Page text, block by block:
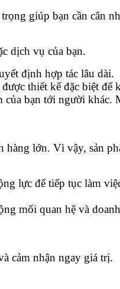
giúp bạn cần cân
dịch vụ của bạn.
định hợp tác lâu dài.
thiết kế đặc biệt để
bạn tới người khác.
lớn. Vì vậy, sản
lực để tiếp tục làm
mối quan hệ và
cảm nhận ngay giá trị.